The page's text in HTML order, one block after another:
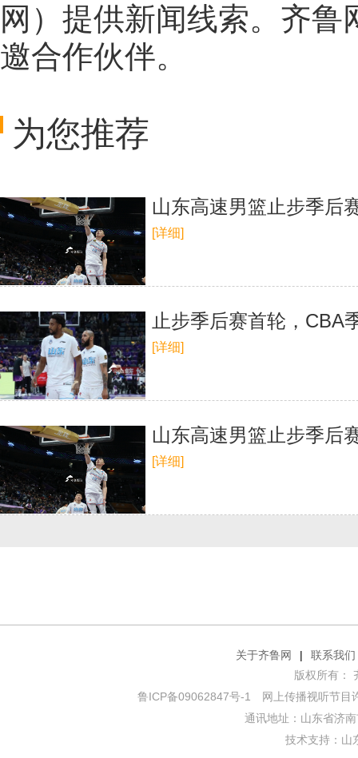
网 ）提供新闻线索。齐鲁
邀合作伙伴。
为您推荐
山东高速男篮止步季后
[详细]
止步季后赛首轮，CBA
[详细]
山东高速男篮止步季后
[详细]
关于齐鲁网 |
联系我们
版权所有：
鲁ICP备09062847号-1
网上传播视听节目
通讯地址：山东省济
技术支持： 山